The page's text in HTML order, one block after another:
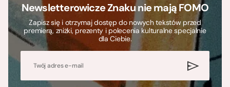
Newsletterowicze Znaku nie mają FOMO
Zapisz się i otrzymaj dostęp do nowych tekstów przed
premierą, zniżki, prezenty i polecenia kulturalne specjalnie
dla Ciebie.